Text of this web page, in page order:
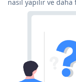
nasıl yapılır ve